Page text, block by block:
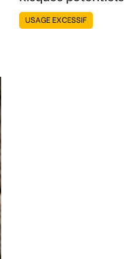
USAGE EXCESSIF